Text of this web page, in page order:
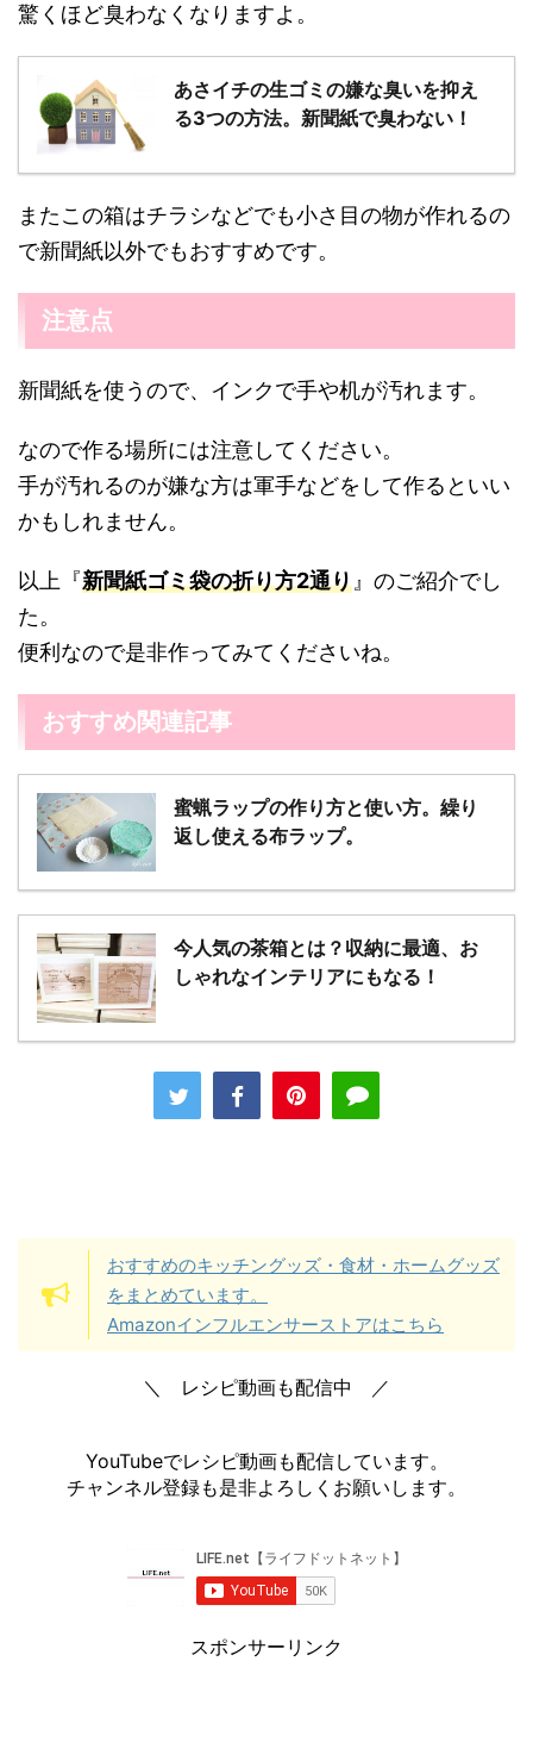
驚くほど臭わなくなりますよ。
あさイチの生ゴミの嫌な臭いを抑え
る3つの方法。新聞紙で臭わない！
またこの箱はチラシなどでも小さ目の物が作れるの
で新聞紙以外でもおすすめです。
注意点
新聞紙を使うので、インクで手や机が汚れます。
なので作る場所には注意してください。
手が汚れるのが嫌な方は軍手などをして作るといい
かもしれません。
以上『新聞紙ゴミ袋の折り方2通り 』のご紹介でし
た。
便利なので是非作ってみてくださいね。
おすすめ関連記事
蜜蝋ラップの作り方と使い方。繰り
返し使える布ラップ。
今人気の茶箱とは？収納に最適、お
しゃれなインテリアにもなる！
おすすめのキッチングッズ・食材・ホームグッズ
をまとめています。
Amazonインフルエンサーストアはこちら
＼ レシピ動画も配信中 ／
YouTubeでレシピ動画も配信しています。
チャンネル登録も是非よろしくお願いします。
スポンサーリンク